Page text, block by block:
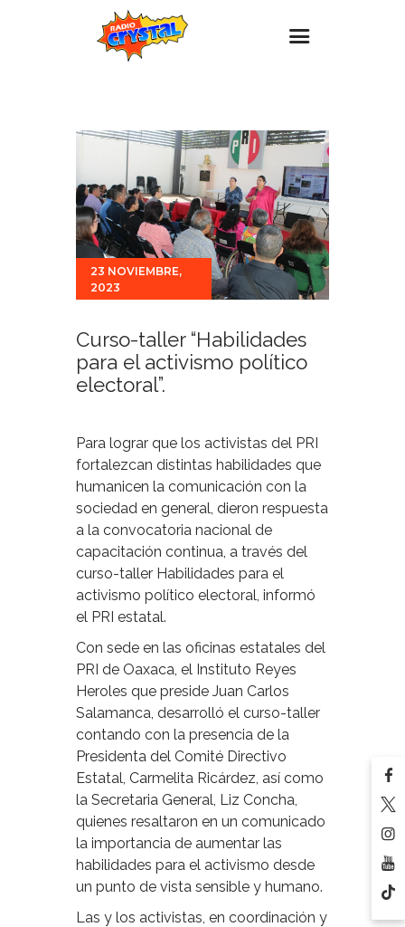
Estaciones
Eventos
Promociones
Noticias
Para ti
Contacto
23 NOVIEMBRE,
2023
Curso-taller “Habilidades
para el activismo político
electoral”.
Para lograr que los activistas del PRI
fortalezcan distintas habilidades que
humanicen la comunicación con la
sociedad en general, dieron respuesta
a la convocatoria nacional de
capacitación continua, a través del
curso-taller Habilidades para el
activismo político electoral, informó
el PRI estatal.
Con sede en las oficinas estatales del
PRI de Oaxaca, el Instituto Reyes
Heroles que preside Juan Carlos
Salamanca, desarrolló el curso-taller
contando con la presencia de la
Presidenta del Comité Directivo
Estatal, Carmelita Ricárdez, así como
la Secretaria General, Liz Concha,
quienes resaltaron en un comunicado
la importancia de aumentar las
habilidades para el activismo desde
un punto de vista sensible y humano.
Las y los activistas, en coordinación y